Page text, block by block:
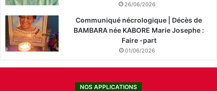
26/06/2026
Communiqué nécrologique | Décès de
BAMBARA née KABORE Marie Josephe :
Faire -part
01/06/2026
NOS APPLICATIONS